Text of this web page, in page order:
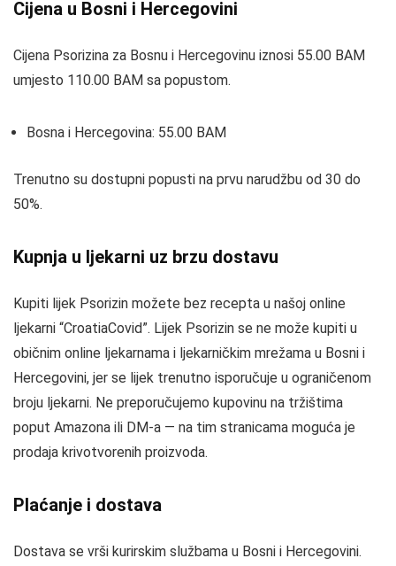
Cijena u Bosni i Hercegovini
Cijena Psorizina za Bosnu i Hercegovinu iznosi 55.00 BAM
umjesto 110.00 BAM sa popustom.
Bosna i Hercegovina: 55.00 BAM
Trenutno su dostupni popusti na prvu narudžbu od 30 do
50%.
Kupnja u ljekarni uz brzu dostavu
Kupiti lijek Psorizin možete bez recepta u našoj online
ljekarni “CroatiaCovid”. Lijek Psorizin se ne može kupiti u
običnim online ljekarnama i ljekarničkim mrežama u Bosni i
Hercegovini, jer se lijek trenutno isporučuje u ograničenom
broju ljekarni. Ne preporučujemo kupovinu na tržištima
poput Amazona ili DM-a — na tim stranicama moguća je
prodaja krivotvorenih proizvoda.
Plaćanje i dostava
Dostava se vrši kurirskim službama u Bosni i Hercegovini.